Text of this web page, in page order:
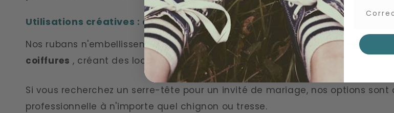
Utilisations créatives : cheveux, décoration et plus encore
Nos rubans n'embellissent pas seulement le bouquet : de nombreuses
coiffures , créant des looks romantiques et sophistiqués.
Si vous recherchez un serre-tête pour un invité de mariage, nos options
professionnelle à n'importe quel chignon ou tresse.